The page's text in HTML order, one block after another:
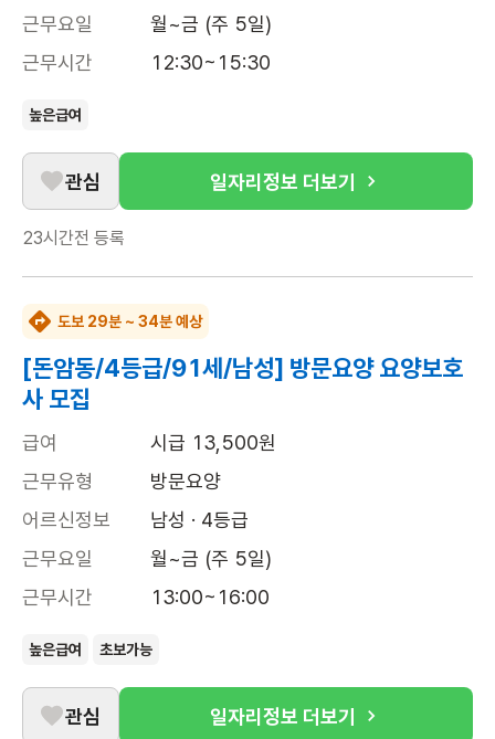
근무요일
월~금 (주 5일)
근무시간
12:30~15:30
높은급여
관심 일자리정보 더보기
23시간전 등록
도보 29분 ~ 34분 예상
[돈암동/4등급/91세/남성] 방문요양 요양보호
사 모집
급여
시급 13,500원
근무유형
방문요양
어르신정보
남성 · 4등급
근무요일
월~금 (주 5일)
근무시간
13:00~16:00
높은급여 초보가능
관심 일자리정보 더보기